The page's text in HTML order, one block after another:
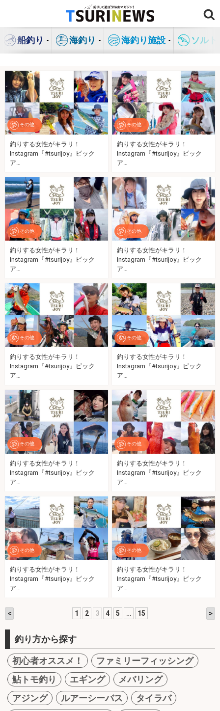
ン
キ
ッ
プ
船釣り 海釣り 海釣り施設 ソル
その他
釣りする女性がキラリ！
Instagram『#tsurijoy』ピック
ア…
その他
釣りする女性がキラリ！
Instagram『#tsurijoy』ピック
ア…
その他
釣りする女性がキラリ！
Instagram『#tsurijoy』ピック
ア…
その他
釣りする女性がキラリ！
Instagram『#tsurijoy』ピック
ア…
その他
釣りする女性がキラリ！
Instagram『#tsurijoy』ピック
ア…
その他
釣りする女性がキラリ！
Instagram『#tsurijoy』ピック
ア…
その他
釣りする女性がキラリ！
Instagram『#tsurijoy』ピック
ア…
その他
釣りする女性がキラリ！
Instagram『#tsurijoy』ピック
ア…
その他
釣りする女性がキラリ！
Instagram『#tsurijoy』ピック
ア…
その他
釣りする女性がキラリ！
Instagram『#tsurijoy』ピック
ア…
< 1 2 3 4 5 … 15 >
釣り方から探す
初心者オススメ！
ファミリーフィッシング
鮎トモ釣り
エギング
メバリング
アジング
ルアーシーバス
タイラバ